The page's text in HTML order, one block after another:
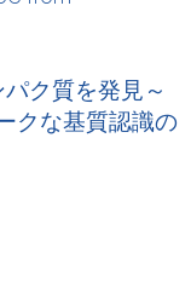
ク質を発見～
クな基質認識の